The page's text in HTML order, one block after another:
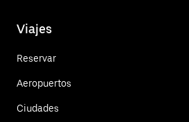
Viajes
Reservar
Aeropuertos
Ciudades